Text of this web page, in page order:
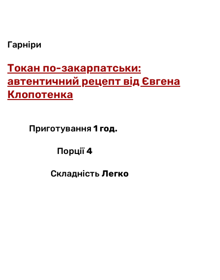
Гарніри
Токан по-закарпатськи:
автентичний рецепт від Євгена
Клопотенка
Приготування1 год.
Порції4
Складність Легко